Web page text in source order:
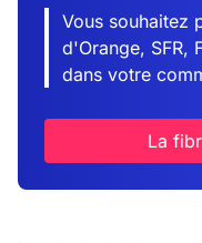
Vous souhaitez
d'Orange, SFR,
dans votre
La